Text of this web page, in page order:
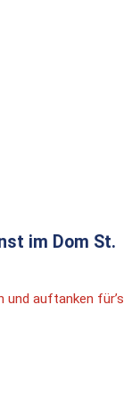
im Dom St.
und auftanken für’s